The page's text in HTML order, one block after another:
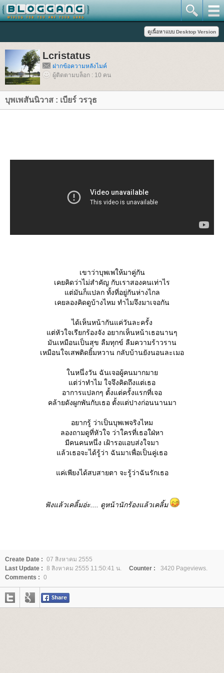
Lcristatus
ฝากข้อความหลังไมค์
ผู้ติดตามบล็อก : 10 คน
บุพเพสันนิวาส : เบียร์ วรวุธ
เขาว่าบุพเพให้มาคู่กัน
เคยคิดว่าไม่สำคัญ กับเราสองคนเท่าไร
ต่มันก็แปลก ทั้งที่อยู่กันห่างไกล
เคยลองคิดดูบ้างไหม ทำไมจึงมาเจอกัน
ได้เห็นหน้ากันแค่วันละครั้ง
ต่หัวใจเรียกร้องจัง อยากเห็นหน้าเธอนานๆ
มันเหมือนเป็นสุข ลืมทุกข์ ลืมความร้าวราน
เหมือนใจเสพติดยิ้มหวาน กลับบ้านยังนอนละเมอ
นหนึ่งวัน ฉันเจอผู้คนมากมา
ต่ว่าทำไม ใจจึงคิดถึงแต่เธอ
อาการแปลกๆ ตั้งแต่ครั้งแรกที่เจอ
คล้ายดังผูกพันกับเธอ ตั้งแต่ปางก่อนนานมา
อยากรู้ ว่าเป็นบุพเพจริงไหม
ลองถามดูที่หัวใจ ว่าใครที่เธอใฝ่หา
มีคนคนหนึ่ง เฝ้ารอแอบส่งใจมา
ล้วเธอจะได้รู้ว่า ฉันมาเพื่อเป็นคู่เธอ
ค่เพียงได้สบสายตา จะรู้ว่าฉันรักเธอ
ฟังแล้วเคลิ้มอ่ะ.... ดูหน้านักร้องแล้วเคลิ้ม
Create Date : 07 สิงหาคม 2555
Last Update : 8 สิงหาคม 2555 11:50:41 น. Counter :
3420 Pageviews.
Comments : 0